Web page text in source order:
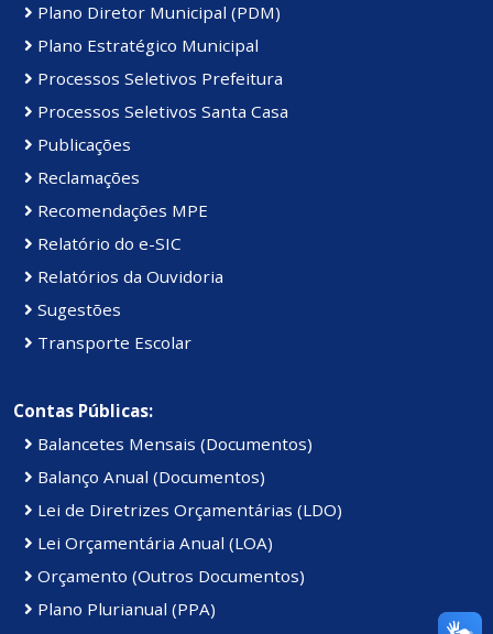
Plano Diretor Municipal (PDM)
Plano Estratégico Municipal
Processos Seletivos Prefeitura
Processos Seletivos Santa Casa
Publicações
Reclamações
Recomendações MPE
Relatório do e-SIC
Relatórios da Ouvidoria
Sugestões
Transporte Escolar
Contas Públicas:
Balancetes Mensais (Documentos)
Balanço Anual (Documentos)
Lei de Diretrizes Orçamentárias (LDO)
Lei Orçamentária Anual (LOA)
Orçamento (Outros Documentos)
Plano Plurianual (PPA)